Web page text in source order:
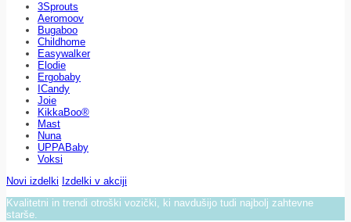
3Sprouts
Aeromoov
Bugaboo
Childhome
Easywalker
Elodie
Ergobaby
ICandy
Joie
KikkaBoo®
Mast
Nuna
UPPABaby
Voksi
Novi izdelki Izdelki v akciji
Kvalitetni in trendi otroški vozički, ki navdušijo tudi najbolj zahtevne
starše.